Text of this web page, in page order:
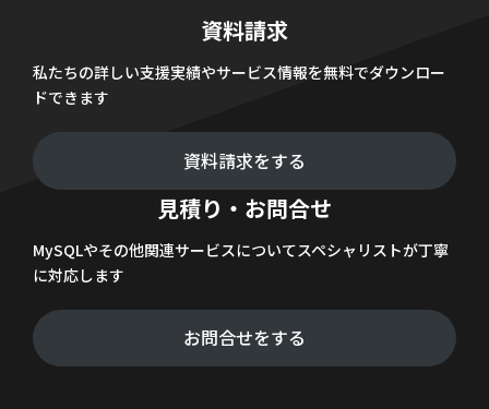
資料請求
私たちの詳しい支援実績やサービス情報を無料でダウンロー
ドできます
資料請求をする
見積り・お問合せ
MySQLやその他関連サービスについてスペシャリストが丁寧
に対応します
お問合せをする